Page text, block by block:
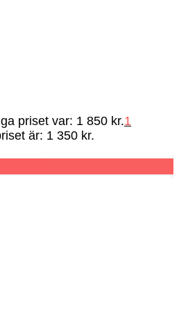
priset var: 1 850 kr.1
är: 1 350 kr.